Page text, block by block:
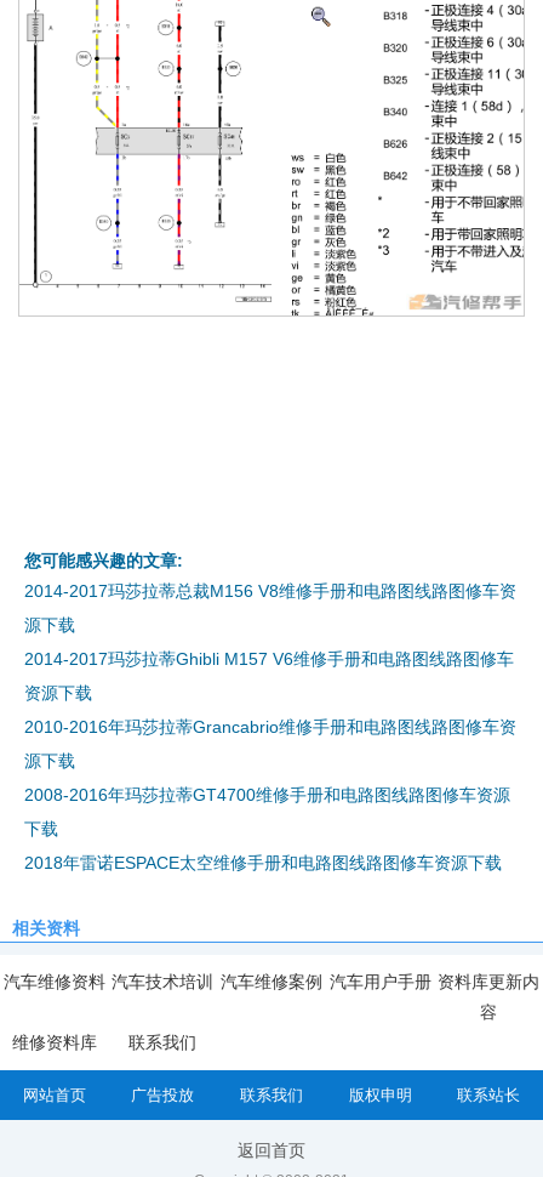
您可能感兴趣的文章:
2014-2017玛莎拉蒂总裁M156 V8维修手册和电路图线路图修车资
源下载
2014-2017玛莎拉蒂Ghibli M157 V6维修手册和电路图线路图修车
资源下载
2010-2016年玛莎拉蒂Grancabrio维修手册和电路图线路图修车资
源下载
2008-2016年玛莎拉蒂GT4700维修手册和电路图线路图修车资源
下载
2018年雷诺ESPACE太空维修手册和电路图线路图修车资源下载
相关资料
汽车维修资料 汽车技术培训 汽车维修案例 汽车用户手册 资料库更新内
容
维修资料库
联系我们
网站首页 广告投放 联系我们 版权申明 联系站长
返回首页